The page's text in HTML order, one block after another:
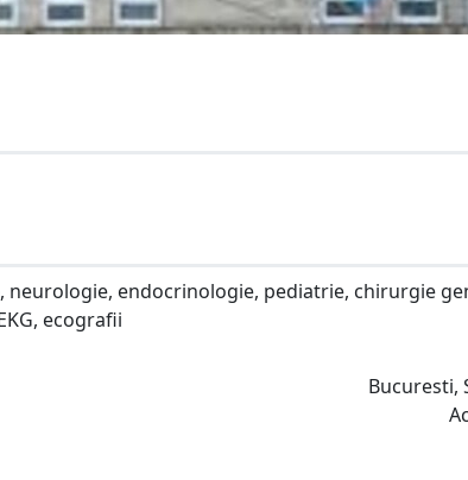
endocrinologie, pediatrie, chirurgie
ecografii
Bucuresti,